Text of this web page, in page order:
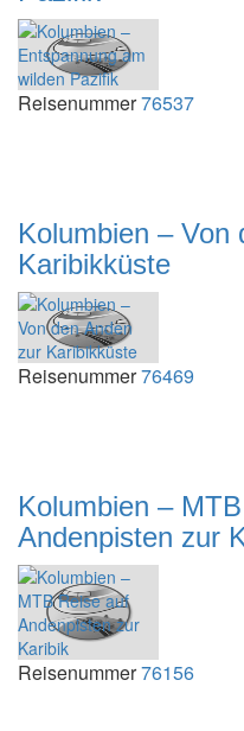
Reisenummer76537
Kolumbien – Von
Karibikküste
Reisenummer76469
Kolumbien –
Andenpisten zur
Reisenummer76156